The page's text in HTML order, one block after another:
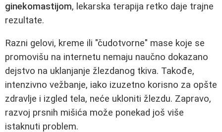
ginekomastijom, lekarska terapija retko daje trajne
rezultate.
Razni gelovi, kreme ili "čudotvorne" mase koje se
promovišu na internetu nemaju naučno dokazano
dejstvo na uklanjanje žlezdanog tkiva. Takođe,
intenzivno vežbanje, iako izuzetno korisno za opšte
zdravlje i izgled tela, neće ukloniti žlezdu. Zapravo,
razvoj prsnih mišića može ponekad još više
istaknuti problem.